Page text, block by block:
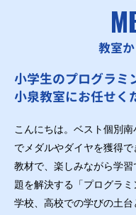
教室
小学生のプログラミ
小泉教室にお任せく
こんにちは。ベスト個別
でメダルやダイヤを獲得
教材で、楽しみながら学
題を解決する「プログラ
学校、高校での学びの土